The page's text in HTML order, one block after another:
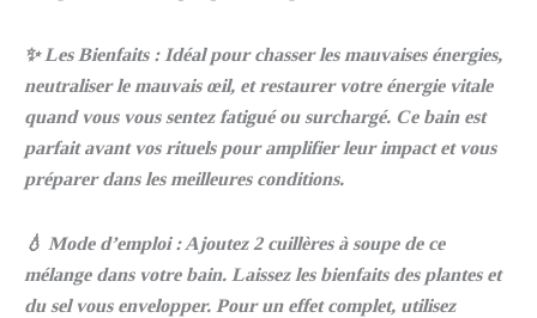
✨ Les Bienfaits : Idéal pour chasser les mauvaises énergies,
neutraliser le mauvais œil, et restaurer votre énergie vitale
quand vous vous sentez fatigué ou surchargé. Ce bain est
parfait avant vos rituels pour amplifier leur impact et vous
préparer dans les meilleures conditions.
💧 Mode d’emploi : Ajoutez 2 cuillères à soupe de ce
mélange dans votre bain. Laissez les bienfaits des plantes et
du sel vous envelopper. Pour un effet complet, utilisez